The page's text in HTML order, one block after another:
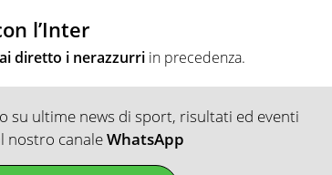
l’Inter
diretto i nerazzurri in precedenza.
su ultime news di sport, risultati ed eventi
nostro canaleWhatsApp